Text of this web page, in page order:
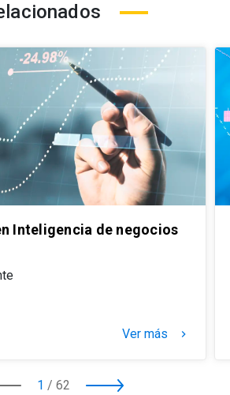
Inteligencia de negocios
Ver más keyboard_arrow_right
1 / 62